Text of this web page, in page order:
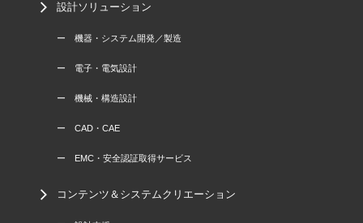
設計ソリューション
ー 機器・システム開発／製造
ー 電子・電気設計
ー 機械・構造設計
ー CAD・CAE
ー EMC・安全認証取得サービス
コンテンツ＆システムクリエーション